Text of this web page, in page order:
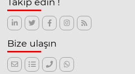
Bize ulaşın